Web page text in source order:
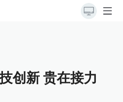
创新 贵在接力